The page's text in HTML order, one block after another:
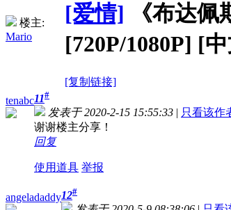
楼主:
Mario
[爱情]
《布达
[720P/1080P] [
[复制链接]
tenabc11#
发表于 2020-2-15 15:55:33 | 只看该作
谢谢楼主分享！
回复
使用道具 举报
angeladaddy12#